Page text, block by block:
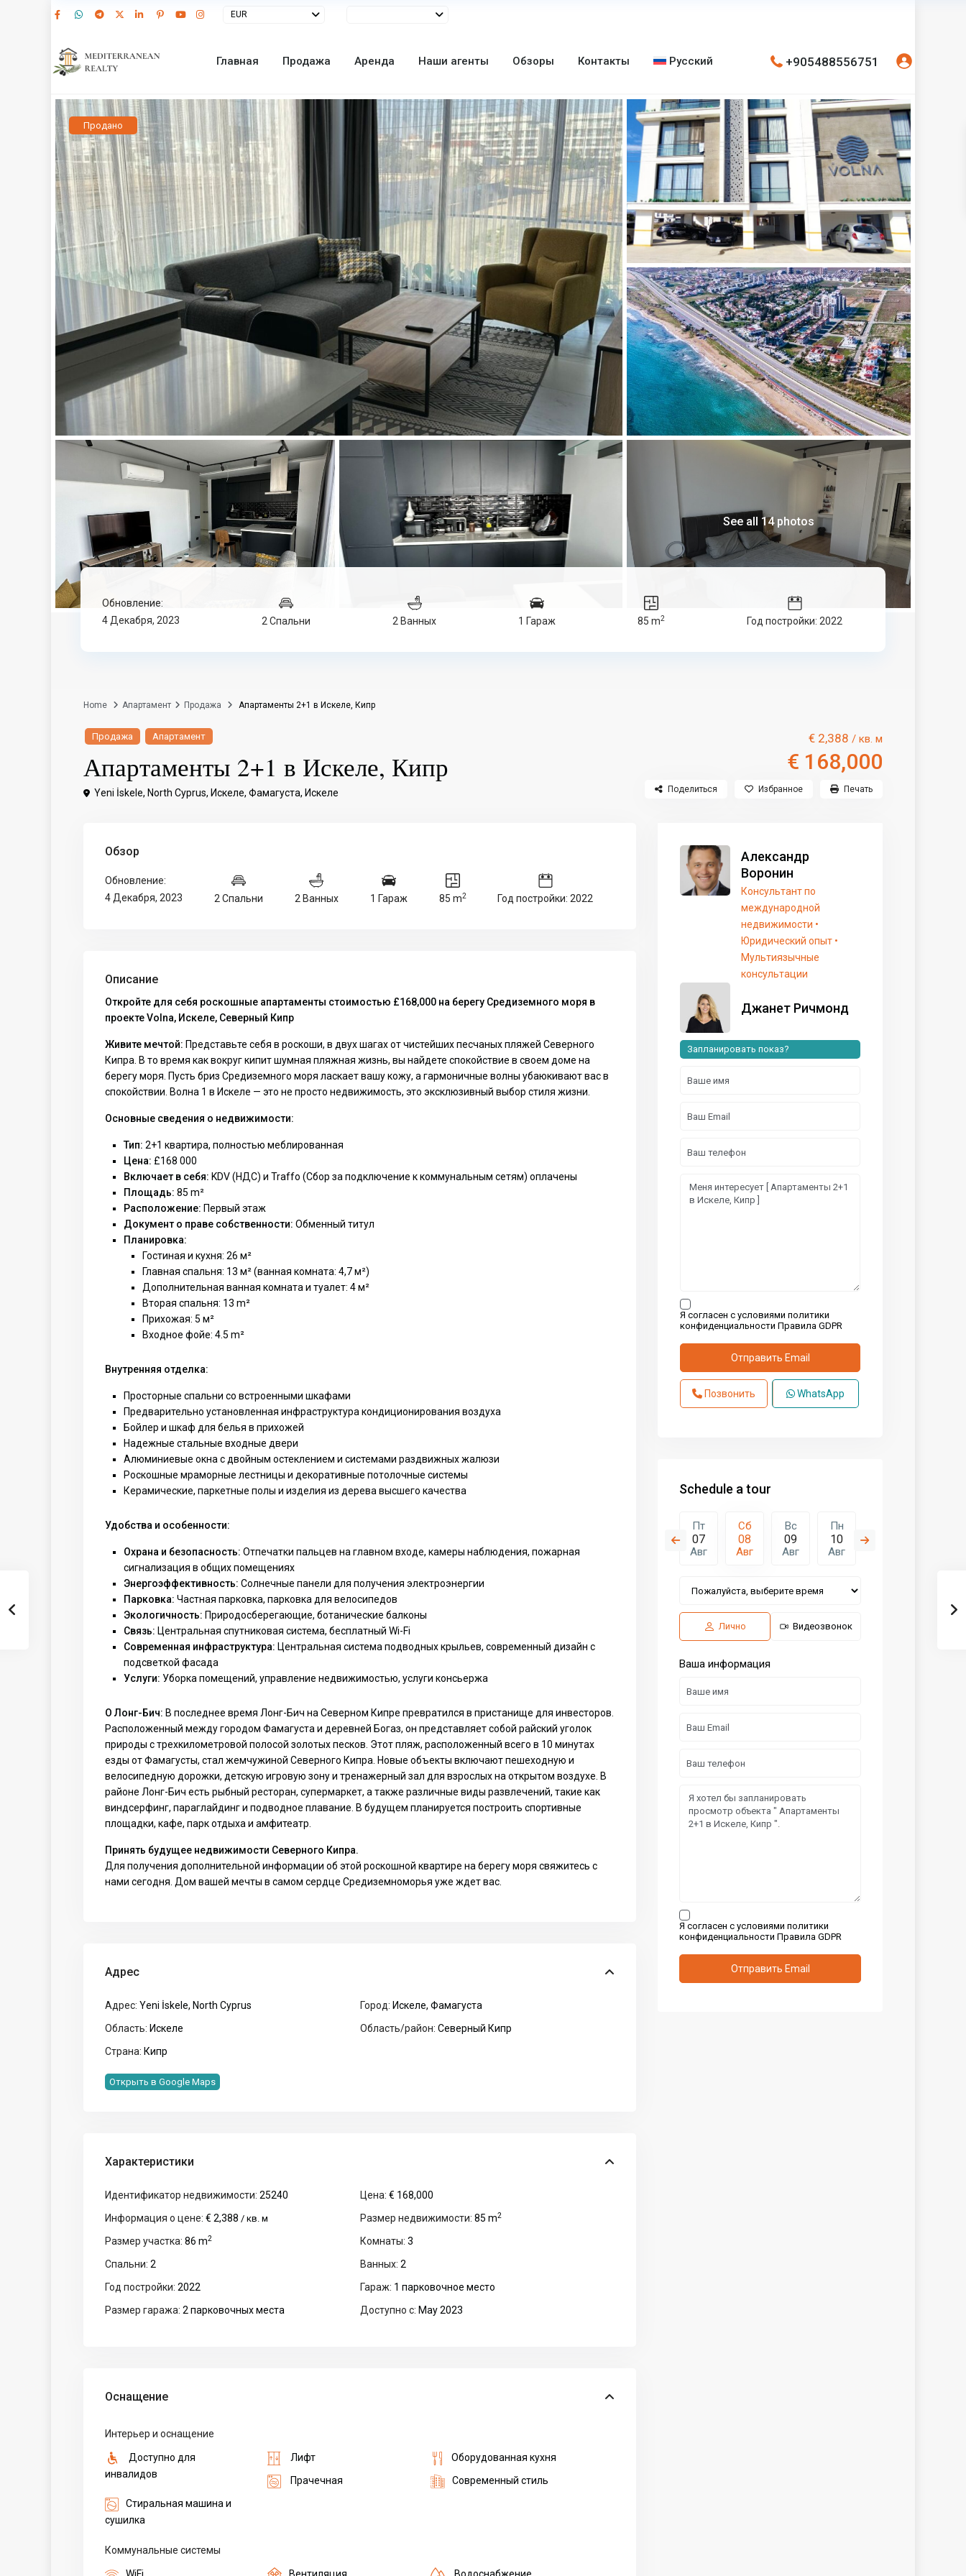
EUR
Главная Продажа Аренда Наши агенты Обзоры Контакты Русский +905488556751
Продано
See all 14 photos
Обновление:
4 Декабря, 2023
2 Спальни 2 Ванных 1 Гараж 85 m2 Год постройки: 2022
Home Апартамент Продажа Апартаменты 2+1 в Искеле, Кипр
Продажа Апартамент
Апартаменты 2+1 в Искеле, Кипр
€ 2,388 / кв. м
€ 168,000
Yeni İskele, North Cyprus, Искеле, Фамагуста, Искеле Поделиться Избранное Печать
Обзор
Обновление:
4 Декабря, 2023
2 Спальни 2 Ванных 1 Гараж 85 m2 Год постройки: 2022
Описание
Откройте для себя роскошные апартаменты стоимостью £168,000 на берегу Средиземного моря в
проекте Volna, Искеле, Северный Кипр
Живите мечтой: Представьте себя в роскоши, в двух шагах от чистейших песчаных пляжей Северного
Кипра. В то время как вокруг кипит шумная пляжная жизнь, вы найдете спокойствие в своем доме на
берегу моря. Пусть бриз Средиземного моря ласкает вашу кожу, а гармоничные волны убаюкивают вас в
спокойствии. Волна 1 в Искеле — это не просто недвижимость, это эксклюзивный выбор стиля жизни.
Основные сведения о недвижимости:
Тип: 2+1 квартира, полностью меблированная
Цена: £168 000
Включает в себя: KDV (НДС) и Traffo (Сбор за подключение к коммунальным сетям) оплачены
Площадь: 85 m²
Расположение: Первый этаж
Документ о праве собственности: Обменный титул
Планировка:
Гостиная и кухня: 26 м²
Главная спальня: 13 м² (ванная комната: 4,7 м²)
Дополнительная ванная комната и туалет: 4 м²
Вторая спальня: 13 m²
Прихожая: 5 м²
Входное фойе: 4.5 m²
Внутренняя отделка:
Просторные спальни со встроенными шкафами
Предварительно установленная инфраструктура кондиционирования воздуха
Бойлер и шкаф для белья в прихожей
Надежные стальные входные двери
Алюминиевые окна с двойным остеклением и системами раздвижных жалюзи
Роскошные мраморные лестницы и декоративные потолочные системы
Керамические, паркетные полы и изделия из дерева высшего качества
Удобства и особенности:
Охрана и безопасность: Отпечатки пальцев на главном входе, камеры наблюдения, пожарная
сигнализация в общих помещениях
Энергоэффективность: Солнечные панели для получения электроэнергии
Парковка: Частная парковка, парковка для велосипедов
Экологичность: Природосберегающие, ботанические балконы
Связь: Центральная спутниковая система, бесплатный Wi-Fi
Современная инфраструктура: Центральная система подводных крыльев, современный дизайн с
подсветкой фасада
Услуги: Уборка помещений, управление недвижимостью, услуги консьержа
О Лонг-Бич: В последнее время Лонг-Бич на Северном Кипре превратился в пристанище для инвесторов.
Расположенный между городом Фамагуста и деревней Богаз, он представляет собой райский уголок
природы с трехкилометровой полосой золотых песков. Этот пляж, расположенный всего в 10 минутах
езды от Фамагусты, стал жемчужиной Северного Кипра. Новые объекты включают пешеходную и
велосипедную дорожки, детскую игровую зону и тренажерный зал для взрослых на открытом воздухе. В
районе Лонг-Бич есть рыбный ресторан, супермаркет, а также различные виды развлечений, такие как
виндсерфинг, параглайдинг и подводное плавание. В будущем планируется построить спортивные
площадки, кафе, парк отдыха и амфитеатр.
Принять будущее недвижимости Северного Кипра.
Для получения дополнительной информации об этой роскошной квартире на берегу моря свяжитесь с
нами сегодня. Дом вашей мечты в самом сердце Средиземноморья уже ждет вас
Адрес
Адрес: Yeni İskele, North Cyprus Город: Искеле, Фамагуста
Область: Искеле Область/район: Северный Кипр
Страна: Кипр
Открыть в Google Maps
Характеристики
Идентификатор недвижимости: 25240 Цена: € 168,000
Информация о цене: € 2,388 / кв. м Размер недвижимости: 85 m2
Размер участка: 86 m2 Комнаты: 3
Спальни: 2 Ванных: 2
Год постройки: 2022 Гараж: 1 парковочное место
Размер гаража: 2 парковочных места Доступно с: May 2023
Оснащение
Интерьер и оснащение
Доступно для
инвалидов
Лифт
Оборудованная кухня
Прачечная
Современный стиль
Стиральная машина и
сушилка
Коммунальные системы
Александр
Воронин
Консультант по
международной
недвижимости •
Юридический опыт •
Мультиязычные
консультации
Джанет Ричмонд
Запланировать показ?
Я согласен с условиями политики
конфиденциальностиПравила GDPR
Позвонить WhatsApp
Schedule a tour
Авг Авг
Пт
07
Авг
Сб
08
Авг
Вс
09
Авг
Пн
10
Авг
Лично Видеозвонок
Ваша информация
Я согласен с условиями политики
конфиденциальностиПравила GDPR